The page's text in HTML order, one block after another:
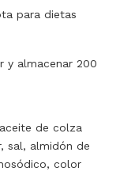
para dietas
y almacenar 200
de colza
sal, almidón de
color